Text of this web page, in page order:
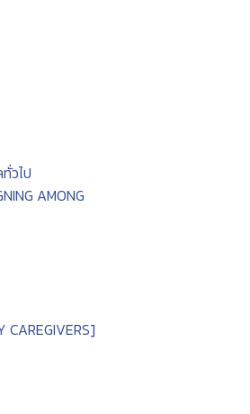
วไป
AMONG
CAREGIVERS]